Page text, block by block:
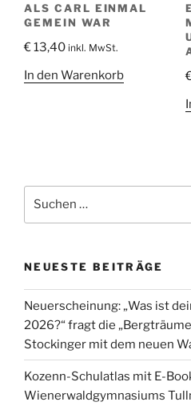
ALS CARL EINMAL
GEMEIN WAR
€13,40 inkl. MwSt.
In den Warenkorb
nach:
NEUESTE BEITRÄGE
Neuerscheinung: „Was ist
2026?“ fragt die
Stockinger mit dem neuen
Kozenn-Schulatlas mit E-
Wienerwaldgymnasiums